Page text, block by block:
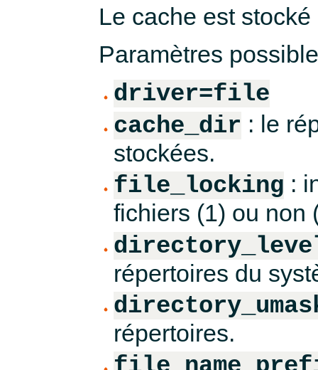
Le cache est
Paramètres
driver=file
cache_dir : le
stockées.
file_locking :
fichiers (1) ou non
répertoires du
répertoires.